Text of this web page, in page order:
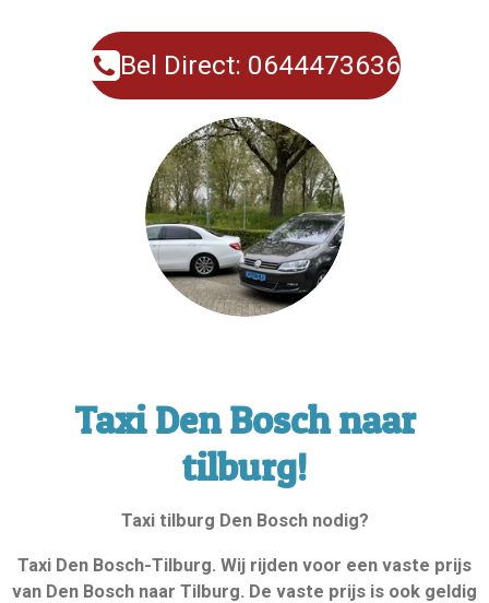
Bel Direct: 0644473636
Taxi Den Bosch naar
tilburg!
Taxi tilburg Den Bosch nodig?
Taxi Den Bosch-Tilburg. Wij rijden voor een vaste prijs
van Den Bosch naar Tilburg. De vaste prijs is ook geldig